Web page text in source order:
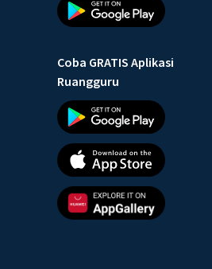
Coba GRATIS Aplikasi
Ruangguru